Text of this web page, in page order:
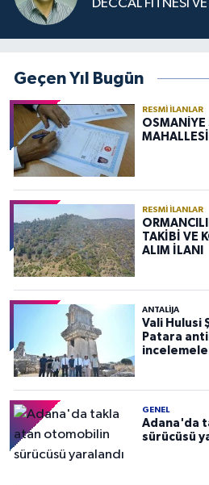
DECCAL FİTNESİ
Geçen Yıl Bugün
RESMI İLANLAR
OSMANİYE
RESMI İLANLAR
TAKİBİ VE
ALIM İLANI
ANTALIJA
Vali Hulusi
Patara
GENEL
Adana'da
sürücüsü